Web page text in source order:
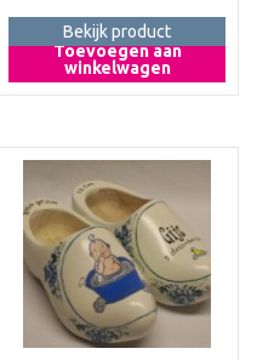
Toevoegen aan
winkelwagen
Bekijk product